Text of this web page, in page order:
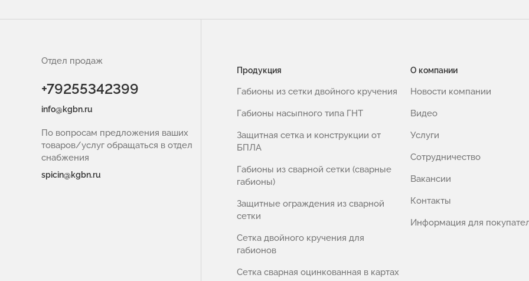
Отдел продаж
+79255342399
info@kgbn.ru
По вопросам предложения ваших
товаров/услуг обращаться в отдел
снабжения
spicin@kgbn.ru
Продукция
Габионы из сетки двойного кручения
Габионы насыпного типа ГНТ
Защитная сетка и конструкции от
БПЛА
Габионы из сварной сетки (сварные
габионы)
Защитные ограждения из сварной
сетки
Сетка двойного кручения для
габионов
Сетка сварная оцинкованная в картах
О компании
Новости компании
Видео
Услуги
Сотрудничество
Вакансии
Контакты
Информация для